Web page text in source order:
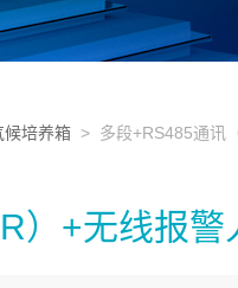
候培养箱 > 多段+RS485通讯
）+无线报警